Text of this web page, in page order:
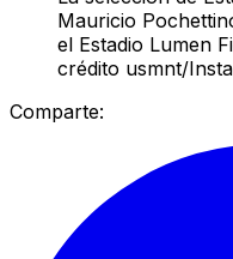
Mauricio
el Estadio Lumen
crédito usmnt/
Comparte: